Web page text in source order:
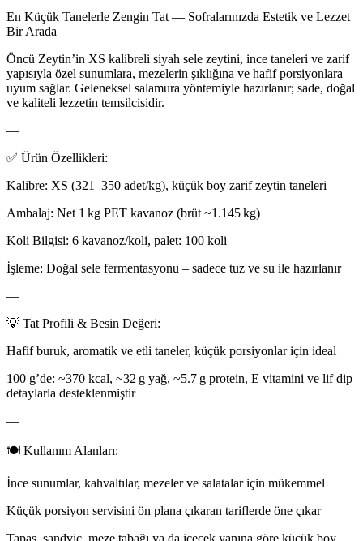
En Küçük Tanelerle Zengin Tat — Sofralarınızda Estetik ve Lezzet
Bir Arada
Öncü Zeytin’in XS kalibreli siyah sele zeytini, ince taneleri ve zarif
yapısıyla özel sunumlara, mezelerin şıklığına ve hafif porsiyonlara
uyum sağlar. Geleneksel salamura yöntemiyle hazırlanır; sade, doğal
ve kaliteli lezzetin temsilcisidir.
—
✅ Ürün Özellikleri:
Kalibre: XS (321–350 adet/kg), küçük boy zarif zeytin taneleri
Ambalaj: Net 1 kg PET kavanoz (brüt ~1.145 kg)
Koli Bilgisi: 6 kavanoz/koli, palet: 100 koli
İşleme: Doğal sele fermentasyonu – sadece tuz ve su ile hazırlanır
—
💡 Tat Profili & Besin Değeri:
Hafif buruk, aromatik ve etli taneler, küçük porsiyonlar için ideal
100 g’de: ~370 kcal, ~32 g yağ, ~5.7 g protein, E vitamini ve lif dip
detaylarla desteklenmiştir
—
🍽️ Kullanım Alanları:
İnce sunumlar, kahvaltılar, mezeler ve salatalar için mükemmel
Küçük porsiyon servisini ön plana çıkaran tariflerde öne çıkar
Tapas, sandviç, meze tabağı ya da içecek yanına göre küçük boy